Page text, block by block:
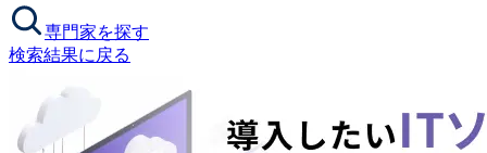
専門家を探す
検索結果に戻る